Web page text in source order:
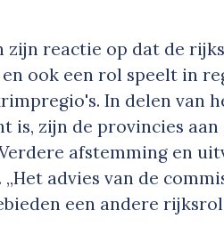
zijn reactie op dat de
ook een rol speelt in
In delen van
is, zijn de provincies aan
afstemming en
,,Het advies van de
een andere